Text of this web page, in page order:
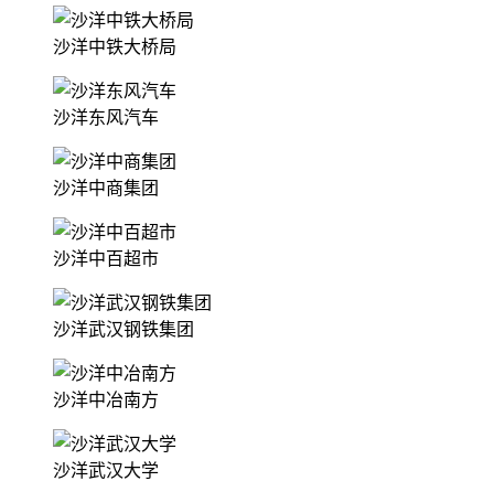
沙洋中铁大桥局
沙洋东风汽车
沙洋中商集团
沙洋中百超市
沙洋武汉钢铁集团
沙洋中冶南方
沙洋武汉大学